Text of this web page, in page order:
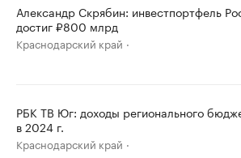
Александр Скрябин: инвестпортфель
достиг ₽800 млрд
Краснодарский край
РБК ТВ Юг: доходы регионального
в 2024 г.
Краснодарский край